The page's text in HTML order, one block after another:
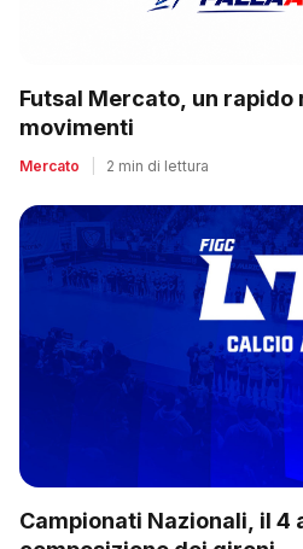
Futsal Mercato, un
movimenti
Mercato 2 min di lettura
Campionati Nazionali, il 4